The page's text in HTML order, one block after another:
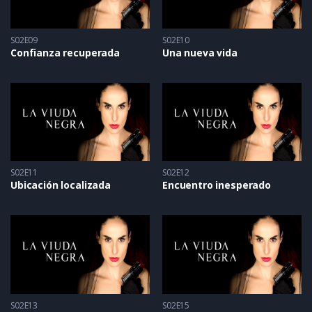
S02E09
Confianza recuperada
S02E10
Una nueva vida
S02E11
Ubicación localizada
S02E12
Encuentro inesperado
S02E13 S02E15